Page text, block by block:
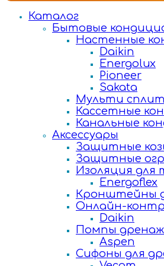
Каталог
Бытовые
Настенные
Daikin
Energolux
Pioneer
Sakata
Мульти
Кассетные
Канальные
Аксессуары
Защитные
Защитные
Изоляция для
Energoflex
Кронштейны
Онлайн-
Daikin
Помпы
Aspen
Сифоны для